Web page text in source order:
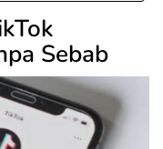
Sebab